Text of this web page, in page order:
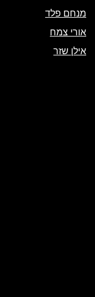
מנחם פלד
אורי צמח
אילן שזר